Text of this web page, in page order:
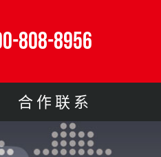
808-8956
合作联系